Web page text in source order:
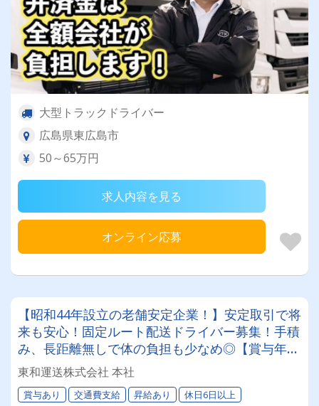
大型トラックドライバー
広島県東広島市
50～65万円
求人内容を見る
オンライン応募
【昭和44年設立の老舗安定企業！】安定取引で将
来も安心！固定ルート配送ドライバー募集！手積
み、長距離無しで体の負担も少なめ◎【賞与年2
回支給実績あり！】頑張るあなたを支える待遇が
ここにあります！
東和運送株式会社 本社
賞与あり 交通費支給 昇給あり 休日6日以上